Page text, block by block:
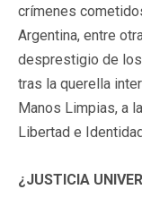
crímenes
Argentina, entre
desprestigio de
tras la querella
Manos Limpias, a
Libertad e
¿JUSTICIA